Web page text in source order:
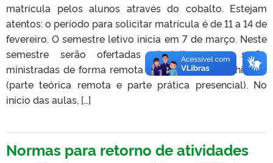
matrícula pelos alunos através do cobalto. Estejam
atentos: o período para solicitar matrícula é de 11 a 14 de
fevereiro. O semestre letivo inicia em 7 de março. Neste
semestre serão ofertadas disciplinas que serão
ministradas de forma remota e outras de forma híbrida
(parte teórica remota e parte prática presencial). No
início das aulas, […]
Normas para retorno de atividades